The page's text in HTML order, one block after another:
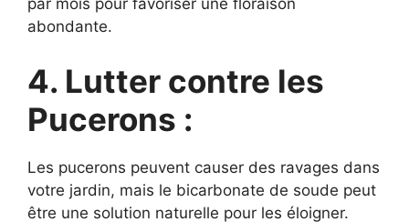
par mois pour favoriser une floraison
abondante.
4. Lutter contre les
Pucerons :
Les pucerons peuvent causer des ravages dans
votre jardin, mais le bicarbonate de soude peut
être une solution naturelle pour les éloigner.